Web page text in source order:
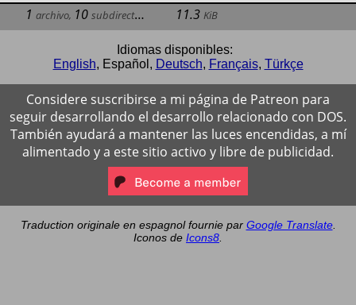
1 archivo, 10 subdirectorios 11.3 KiB
Idiomas disponibles:
English, Español , Deutsch, Français, Türkçe
Considere suscribirse a mi página de Patreon para
seguir desarrollando el desarrollo relacionado con DOS.
También ayudará a mantener las luces encendidas, a mí
alimentado y a este sitio activo y libre de publicidad.
Traduction originale en espagnol fournie par Google Translate.
Iconos de Icons8